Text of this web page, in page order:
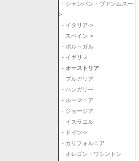
- シャンパン・ヴァンムスー-
>
- イタリア->
- スペイン->
- ポルトガル
- イギリス
- オーストリア
- ブルガリア
- ハンガリー
- ルーマニア
- ジョージア
- イスラエル
- ドイツ->
- カリフォルニア
- オレゴン・ワシントン